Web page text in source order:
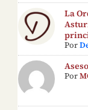
La
Por
Por